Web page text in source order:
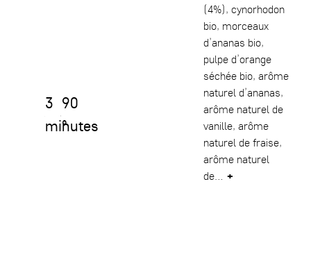
3
minutes
90
°
(4%), cynorhodon
bio, morceaux
d’ananas bio,
pulpe d’orange
séchée bio, arôme
naturel d’ananas,
arôme naturel de
vanille, arôme
naturel de fraise,
arôme naturel
de…
+